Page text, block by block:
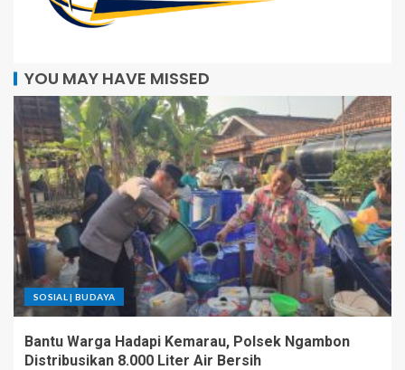
YOU MAY HAVE MISSED
SOSIAL | BUDAYA
Bantu Warga Hadapi Kemarau, Polsek Ngambon
Distribusikan 8.000 Liter Air Bersih